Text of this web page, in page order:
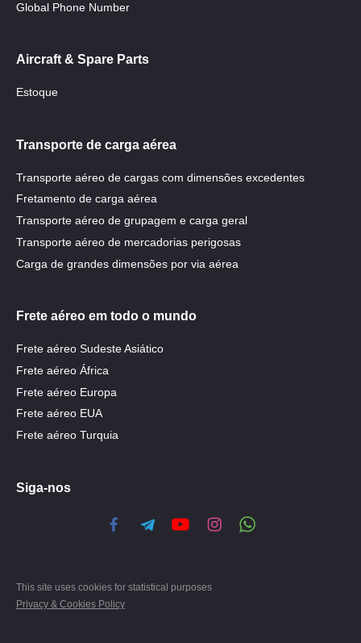
Global Phone Number
Aircraft & Spare Parts
Estoque
Transporte de carga aérea
Transporte aéreo de cargas com dimensões excedentes
Fretamento de carga aérea
Transporte aéreo de grupagem e carga geral
Transporte aéreo de mercadorias perigosas
Carga de grandes dimensões por via aérea
Frete aéreo em todo o mundo
Frete aéreo Sudeste Asiático
Frete aéreo África
Frete aéreo Europa
Frete aéreo EUA
Frete aéreo Turquia
Siga-nos
This site uses cookies for statistical purposes
Privacy & Cookies Policy